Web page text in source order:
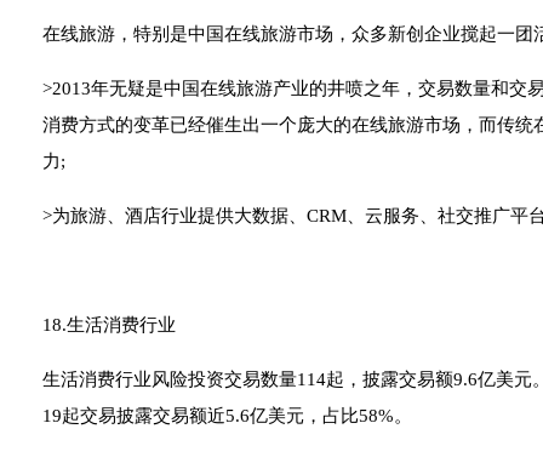
在线旅游，特别是中国在线旅游市场，众多新创企业搅起一团
>2013年无疑是中国在线旅游产业的井喷之年，交易数量和交
消费方式的变革已经催生出一个庞大的在线旅游市场，而传
力;
>为旅游、酒店行业提供大数据、CRM、云服务、社交推广
18.生活消费行业
生活消费行业风险投资交易数量114起，披露交易额9.6亿美元
19起交易披露交易额近5.6亿美元，占比58%。